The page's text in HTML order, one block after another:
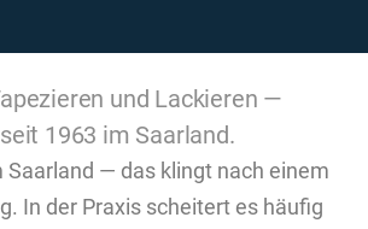
und Lackieren —
1963 im Saarland.
— das klingt nach einem
In der Praxis scheitert es häufig